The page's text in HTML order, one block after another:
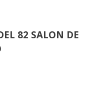
82 SALON DE